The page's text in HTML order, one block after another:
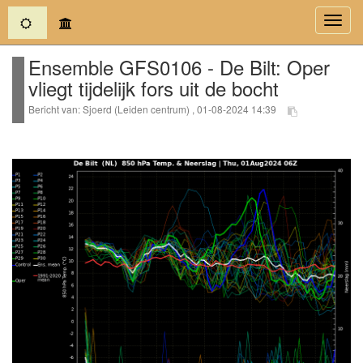
(current)
Ensemble GFS0106 - De Bilt: Oper
vliegt tijdelijk fors uit de bocht
Bericht van: Sjoerd (Leiden centrum) , 01-08-2024 14:39